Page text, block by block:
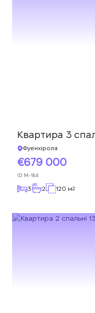
Квартира 3
Фуенхірола
679 000
ID M-184
3 2 120 м2